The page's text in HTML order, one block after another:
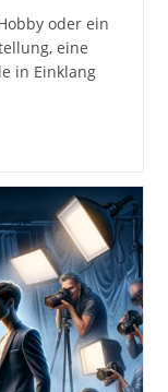
oder ein
eine
in Einklang